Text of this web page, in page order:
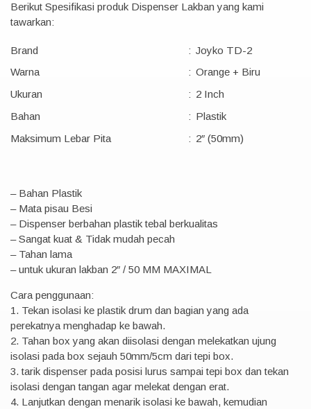
Berikut Spesifikasi produk Dispenser Lakban yang kami
tawarkan:
Brand : Joyko TD-2
Warna
: Orange + Biru
Ukuran
: 2 Inch
Bahan
: Plastik
Maksimum Lebar Pita
: 2″ (50mm)
– Bahan Plastik
– Mata pisau Besi
– Dispenser berbahan plastik tebal berkualitas
– Sangat kuat & Tidak mudah pecah
– Tahan lama
– untuk ukuran lakban 2″ / 50 MM MAXIMAL
Cara penggunaan:
1. Tekan isolasi ke plastik drum dan bagian yang ada
perekatnya menghadap ke bawah.
2. Tahan box yang akan diisolasi dengan melekatkan ujung
isolasi pada box sejauh 50mm/5cm dari tepi box.
3. tarik dispenser pada posisi lurus sampai tepi box dan tekan
isolasi dengan tangan agar melekat dengan erat.
4. Lanjutkan dengan menarik isolasi ke bawah, kemudian